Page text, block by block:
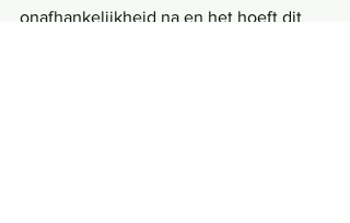
onafhankelijkheid na en het hoeft dit